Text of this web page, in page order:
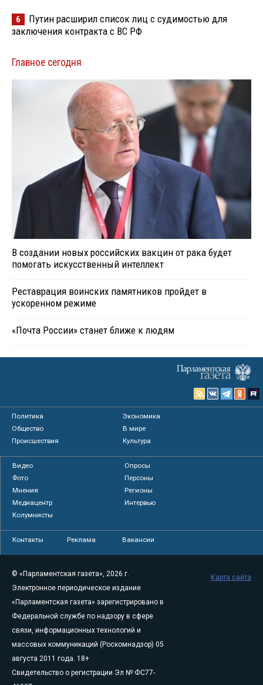
6
Путин расширил список лиц с судимостью для
заключения контракта с ВС РФ
Главное сегодня
В создании новых российских вакцин от рака будет
помогать искусственный интеллект
Реставрация воинских памятников пройдет в
ускоренном режиме
«Почта России» станет ближе к людям
Политика
Экономика
Общество
В мире
Происшествия
Культура
Видео
Опросы
Фото
Персоны
Мнения
Регионы
Медиацентр
Интервью
Колумнисты
Контакты Реклама Вакансии
© «Парламентская газета», 2026 г.
Электронное периодическое издание
«Парламентская газета» зарегистрировано в
Федеральной службе по надзору в сфере
связи, информационных технологий и
массовых коммуникаций (Роскомнадзор) 05
августа 2011 года. 18+
Свидетельство о регистрации Эл № ФС77-
Карта сайта